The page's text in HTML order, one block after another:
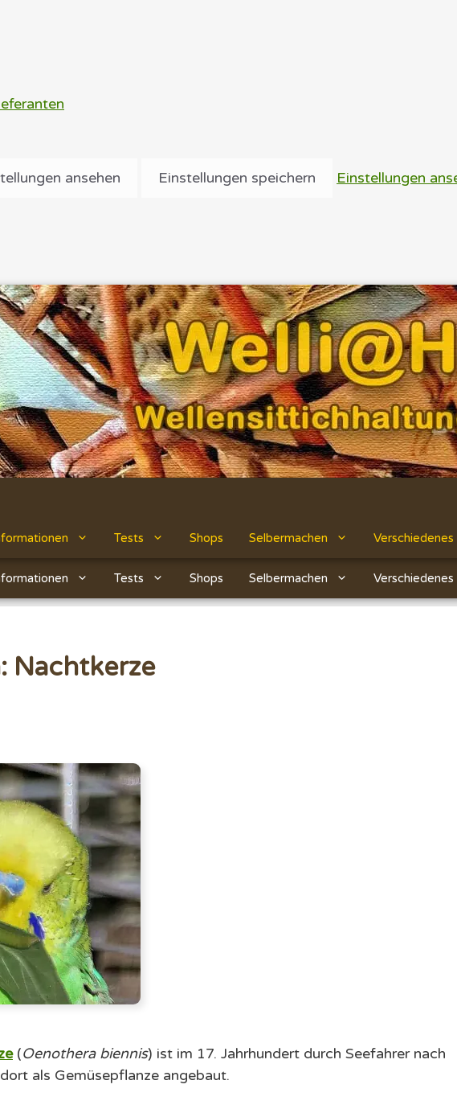
ansehen Einstellungen speichern
Einstellungen
Tests Shops Selbermachen Verschiedenes
Tests Shops Selbermachen Verschiedenes
Nachtkerze
(Oenothera biennis) ist im 17. Jahrhundert durch Seefahrer nach
als Gemüsepflanze angebaut.